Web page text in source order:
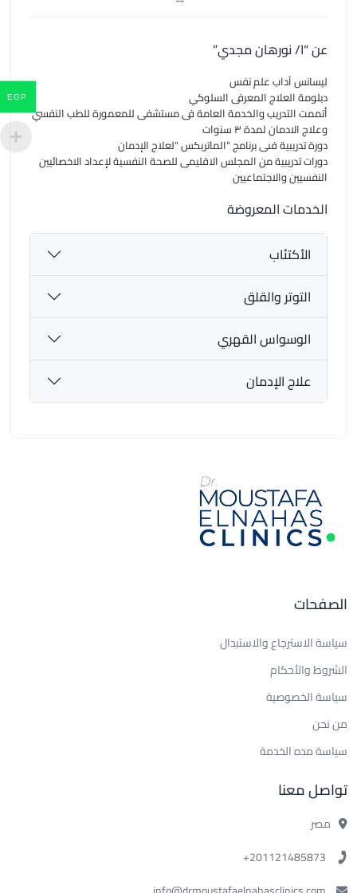
عن “ا/ نورهان مجدي”
ليسانس آداب علم نفس
دبلومة العلاج المعرفى السلوكي
أتممت التدريب والخدمة العامة فى مستشفى للمعمورة للطب النفسي
وعلاج الادمان لمدة ٣ سنوات
دورة تدريبية فىى برنامج “الماتريكس “لعلاج الإدمان
دورات تدريبية من المجلس الاقليمى للصحة النفسية لإعداد الاخصائيين
النفسيين والاجتماعيين
الخدمات المعروضة
الأكتئاب
التوتر والقلق
الوسواس القهري
علاج الإدمان
الصفحات
سياسة الاسترجاع والاستبدال
الشروط والأحكام
سياسة الخصوصية
من نحن
سياسة مده الخدمة
تواصل معنا
مصر
EGP